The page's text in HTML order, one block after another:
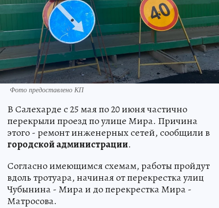
Фото предоставлено КП
В Салехарде с 25 мая по 20 июня частично
перекрыли проезд по улице Мира. Причина
этого - ремонт инженерных сетей, сообщили в
городской администрации.
Согласно имеющимся схемам, работы пройдут
вдоль тротуара, начиная от перекрестка улиц
Чубынина - Мира и до перекрестка Мира -
Матросова.